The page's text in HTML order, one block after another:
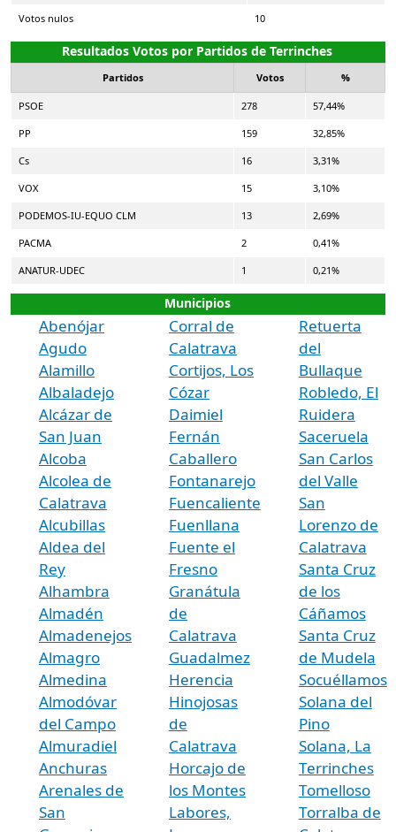
Votos nulos 10
Resultados Votos por Partidos de Terrinches
Partidos Votos %
PSOE 278 57,44%
PP 159 32,85%
Cs 16 3,31%
VOX 15 3,10%
PODEMOS-IU-EQUO CLM 13 2,69%
PACMA 2 0,41%
ANATUR-UDEC 1 0,21%
Municipios
Abenójar
Agudo
Alamillo
Albaladejo
Alcázar de
San Juan
Alcoba
Alcolea de
Calatrava
Alcubillas
Aldea del
Rey
Alhambra
Almadén
Almadenejos
Almagro
Almedina
Almodóvar
del Campo
Almuradiel
Anchuras
Arenales de
San
Corral de
Calatrava
Cortijos, Los
Cózar
Daimiel
Fernán
Caballero
Fontanarejo
Fuencaliente
Fuenllana
Fuente el
Fresno
Granátula
de
Calatrava
Guadalmez
Herencia
Hinojosas
de
Calatrava
Horcajo de
los Montes
Labores,
Retuerta
del
Bullaque
Robledo, El
Ruidera
Saceruela
San Carlos
del Valle
San
Lorenzo de
Calatrava
Santa Cruz
de los
Cáñamos
Santa Cruz
de Mudela
Socuéllamos
Solana del
Pino
Solana, La
Terrinches
Tomelloso
Torralba de